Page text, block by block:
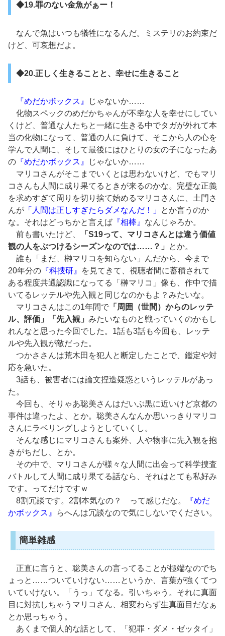
◆19.罪のない金魚がぁー！
なんで魚はいつも犠牲になるんだ。ミステリのお約束だ
けど、可哀想だよ。
◆20.正しく生きることと、幸せに生きること
『めだかボックス』
じゃないか……
化物スペックのめだかちゃんが不幸な人を幸せにしてい
くけど、普通な人たちと一緒に生きる中でタガが外れて本
当の化物になって、普通の人に負けて、そこから人の心を
学んで人間に、そして最後にはひとりの女の子になったあ
の 『めだかボックス』
じゃないか……
マリコさんがそこまでいくとは思わないけど、でもマリ
コさんも人間に成り果てるときが来るのかな。完璧な正義
を求めすぎて周りを切り捨て始めるマリコさんに、土門さ
んが 「人間は正しすぎたらダメなんだ！」
とか言うのか
な。それはどっちかと言えば 『相棒』 なんじゃろか。
前も書いたけど、
「S19って、マリコさんとは違う価値
観の人をぶつけるシーズンなのでは……？」
とか。
誰も「まだ、榊マリコを知らない」んだから、今まで
20年分の 『科捜研』
を見てきて、視聴者間に蓄積されて
ある程度共通認識になってる「榊マリコ」像も、作中で描
いてるレッテルや先入観と同じなのかもよ？みたいな。
マリコさんはこの1年間で 「周囲（世間）からのレッテ
ル、評価」「先入観」 みたいなものと戦っていくのかもし
れんなと思った今回でした。1話も3話も今回も、レッテ
ルや先入観が敵だった。
つかささんは荒木田を犯人と断定したことで、鑑定や対
応を急いた。
3話も、被害者には論文捏造疑惑というレッテルがあっ
た。
今回も、そりゃあ聡美さんはだいぶ黒に近いけど京都の
事件は違ったよ、とか。聡美さんなんか思いっきりマリコ
さんにラベリングしようとしていくし。
そんな感じにマリコさんも案外、人や物事に先入観を抱
きがちだし、とか。
その中で、マリコさんが様々な人間に出会って科学捜査
バトルして人間に成り果てる話なら、それはとても私好み
です。ってだけですｗ
8割冗談です。2割本気なの？ って感じだな。
『めだ
かボックス』
らへんは冗談なので気にしないでください。
簡単雑感
正直に言うと、聡美さんの言ってることが極端なのでち
ょっと……ついていけない……というか、言葉が強くてつ
いていけない。「うっ」てなる。引いちゃう。それに真面
目に対抗しちゃうマリコさん、相変わらず生真面目だなぁ
とか思っちゃう。
あくまで個人的な話として、「犯罪・ダメ・ゼッタイ」